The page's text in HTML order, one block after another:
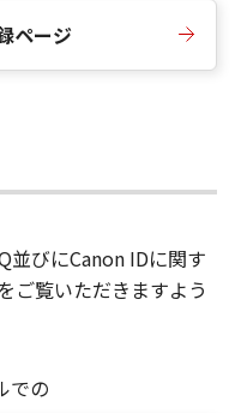
ページ
並びにCanon IDに関す
ご覧いただきますよう
での